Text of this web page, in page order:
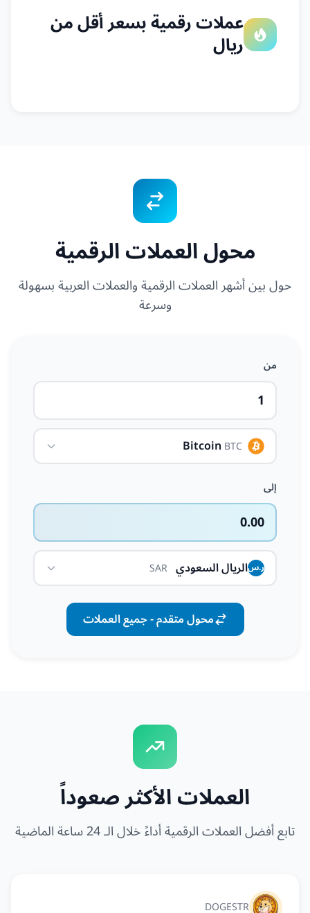
عملات رقمية بسعر أقل من
ريال
محول العملات الرقمية
حول بين أشهر العملات الرقمية والعملات العربية بسهولة
وسرعة
من
Bitcoin BTC
إلى
0.00
ر.سالريال السعودي SAR
محول متقدم - جميع العملات
العملات الأكثر صعوداً
تابع أفضل العملات الرقمية أداءً خلال الـ 24 ساعة الماضية
DOGESTR